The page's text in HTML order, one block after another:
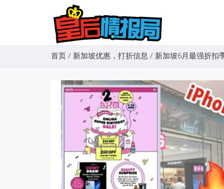
首页 / 新加坡优惠，打折信息 / 新加坡6月最强折扣